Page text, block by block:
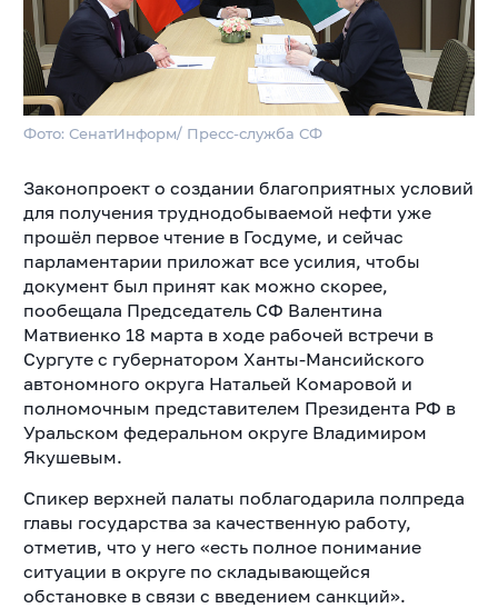
Фото: СенатИнформ/ Пресс-служба СФ
Законопроект о создании благоприятных условий
для получения труднодобываемой нефти уже
прошёл первое чтение в Госдуме, и сейчас
парламентарии приложат все усилия, чтобы
документ был принят как можно скорее,
пообещала Председатель СФ Валентина
Матвиенко 18 марта в ходе рабочей встречи в
Сургуте с губернатором Ханты-Мансийского
автономного округа Натальей Комаровой и
полномочным представителем Президента РФ в
Уральском федеральном округе Владимиром
Якушевым.
Спикер верхней палаты поблагодарила полпреда
главы государства за качественную работу,
отметив, что у него «есть полное понимание
ситуации в округе по складывающейся
обстановке в связи с введением санкций».